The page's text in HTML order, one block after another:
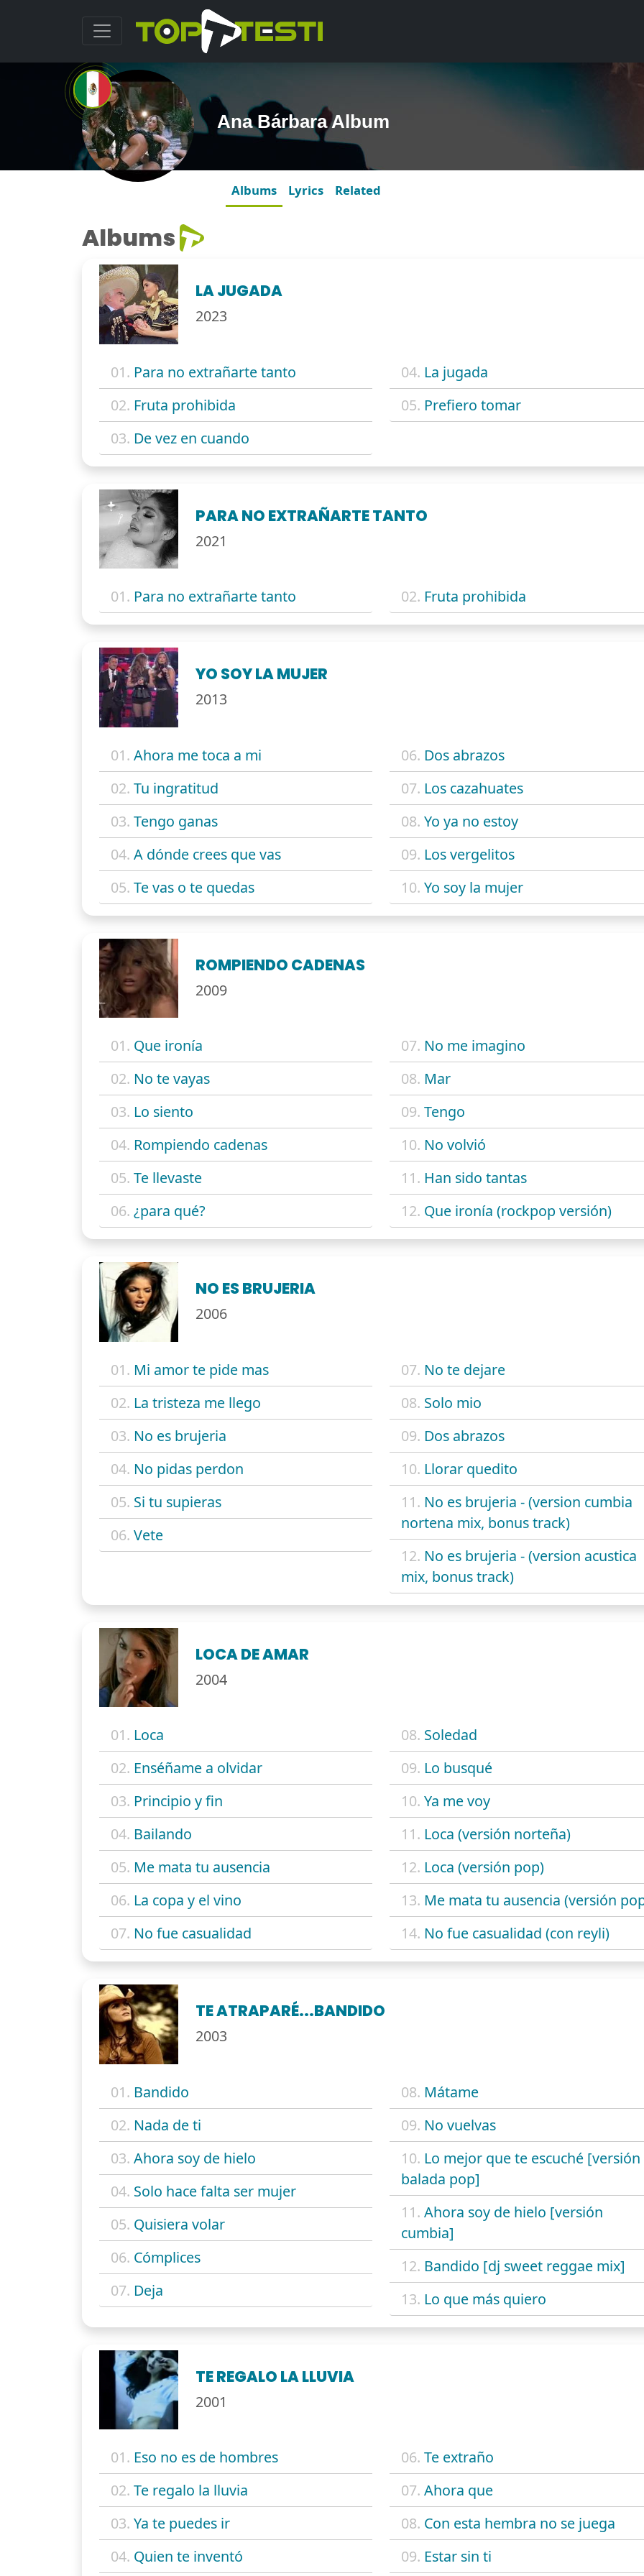
Ana Bárbara Album
Albums Lyrics Related
Albums
LA JUGADA
2023
01. Para no extrañarte tanto
02. Fruta prohibida
03. De vez en cuando
04. La jugada
05. Prefiero tomar
PARA NO EXTRAÑARTE TANTO
2021
01. Para no extrañarte tanto 02. Fruta prohibida
YO SOY LA MUJER
2013
01. Ahora me toca a mi
02. Tu ingratitud
03. Tengo ganas
04. A dónde crees que vas
05. Te vas o te quedas
06. Dos abrazos
07. Los cazahuates
08. Yo ya no estoy
09. Los vergelitos
10. Yo soy la mujer
ROMPIENDO CADENAS
2009
01. Que ironía
02. No te vayas
03. Lo siento
04. Rompiendo cadenas
05. Te llevaste
06. ¿para qué?
07. No me imagino
08. Mar
09. Tengo
10. No volvió
11. Han sido tantas
12. Que ironía (rockpop versión)
NO ES BRUJERIA
2006
01. Mi amor te pide mas
02. La tristeza me llego
03. No es brujeria
04. No pidas perdon
05. Si tu supieras
06. Vete
07. No te dejare
08. Solo mio
09. Dos abrazos
10. Llorar quedito
11. No es brujeria - (version cumbia
nortena mix, bonus track)
12. No es brujeria - (version acustica
mix, bonus track)
LOCA DE AMAR
2004
01. Loca
02. Enséñame a olvidar
03. Principio y fin
04. Bailando
05. Me mata tu ausencia
06. La copa y el vino
07. No fue casualidad
08. Soledad
09. Lo busqué
10. Ya me voy
11. Loca (versión norteña)
12. Loca (versión pop)
13. Me mata tu ausencia (versión
14. No fue casualidad (con reyli)
TE ATRAPARÉ...BANDIDO
2003
01. Bandido
02. Nada de ti
03. Ahora soy de hielo
04. Solo hace falta ser mujer
05. Quisiera volar
06. Cómplices
07. Deja
08. Mátame
09. No vuelvas
10. Lo mejor que te escuché [versión
balada pop]
11. Ahora soy de hielo [versión
cumbia]
12. Bandido [dj sweet reggae mix]
13. Lo que más quiero
TE REGALO LA LLUVIA
2001
01. Eso no es de hombres
02. Te regalo la lluvia
03. Ya te puedes ir
04. Quien te inventó
06. Te extraño
07. Ahora que
08. Con esta hembra no se juega
09. Estar sin ti